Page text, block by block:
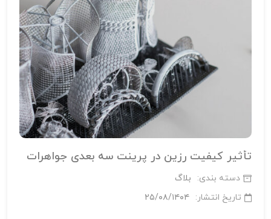
تأثیر کیفیت رزین در پرینت سه‌ بعدی جواهرات
دسته بندی:
بلاگ
تاریخ انتشار: ۲۵/۰۸/۱۴۰۴